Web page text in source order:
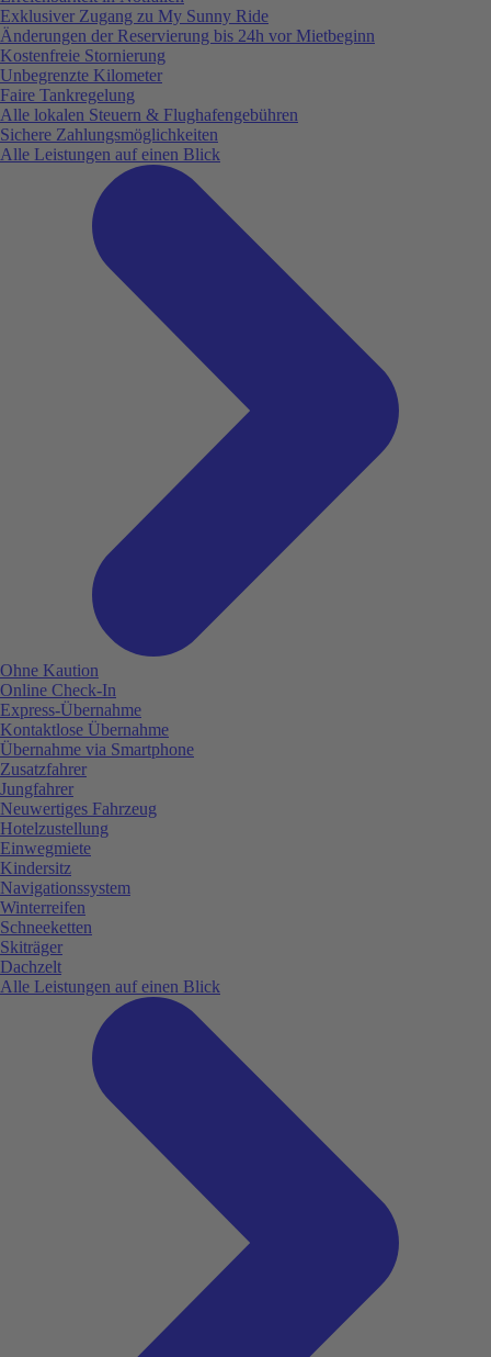
Exklusiver Zugang zu My Sunny Ride
Änderungen der Reservierung bis 24h vor Mietbeginn
Kostenfreie Stornierung
Unbegrenzte Kilometer
Faire Tankregelung
Alle lokalen Steuern & Flughafengebühren
Sichere Zahlungsmöglichkeiten
Alle Leistungen auf einen Blick
Ohne Kaution
Online Check-In
Express-Übernahme
Kontaktlose Übernahme
Übernahme via Smartphone
Zusatzfahrer
Jungfahrer
Neuwertiges Fahrzeug
Hotelzustellung
Einwegmiete
Kindersitz
Navigationssystem
Winterreifen
Schneeketten
Skiträger
Dachzelt
Alle Leistungen auf einen Blick